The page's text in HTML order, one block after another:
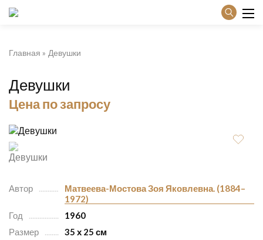
Главная Девушки
Девушки
Цена по запросу
Автор
Матвеева-Мостова Зоя Яковлевна. (1884–
1972)
Год
1960
Размер
35 х 25 см